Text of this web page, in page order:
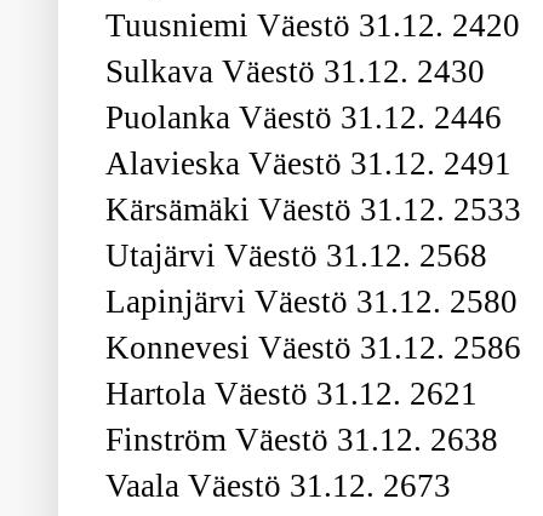
Tuusniemi Väestö 31.12. 2420
Sulkava Väestö 31.12. 2430
Puolanka Väestö 31.12. 2446
Alavieska Väestö 31.12. 2491
Kärsämäki Väestö 31.12. 2533
Utajärvi Väestö 31.12. 2568
Lapinjärvi Väestö 31.12. 2580
Konnevesi Väestö 31.12. 2586
Hartola Väestö 31.12. 2621
Finström Väestö 31.12. 2638
Vaala Väestö 31.12. 2673